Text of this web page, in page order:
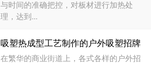
与时间的准确把控，对板材进行加热处
理，达到...
吸塑热成型工艺制作的户外吸塑招牌
在繁华的商业街道上，各式各样的户外招